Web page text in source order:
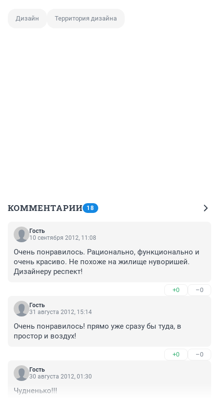
Дизайн Территория дизайна
КОММЕНТАРИИ 18
Гость
10 сентября 2012, 11:08
Очень понравилось. Рационально, функционально и
очень красиво. Не похоже на жилище нуворишей.
Дизайнеру респект!
+0 –0
Гость
31 августа 2012, 15:14
Очень понравилось! прямо уже сразу бы туда, в
простор и воздух!
+0 –0
Гость
30 августа 2012, 01:30
Чудненько!!!